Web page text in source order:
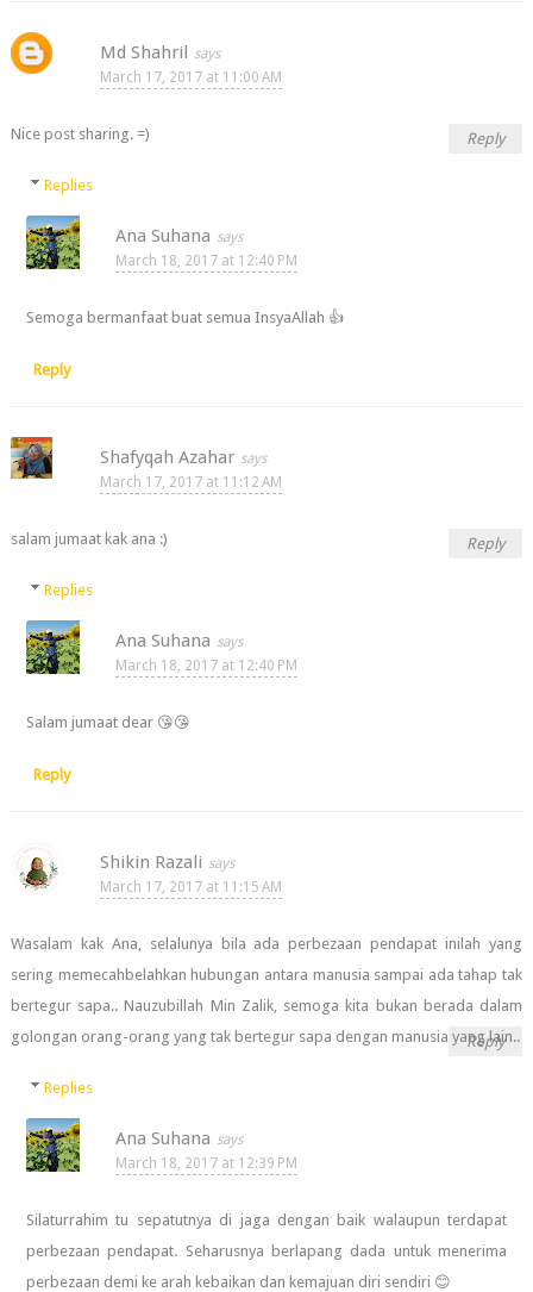
Md Shahril
March 17, 2017 at 11:00 AM
Nice post sharing. =) Reply
Replies
Ana Suhana
March 18, 2017 at 12:40 PM
Semoga bermanfaat buat semua InsyaAllah 👍
Reply
Shafyqah Azahar
March 17, 2017 at 11:12 AM
salam jumaat kak ana :) Reply
Replies
Ana Suhana
March 18, 2017 at 12:40 PM
Salam jumaat dear 😘😘
Reply
Shikin Razali
March 17, 2017 at 11:15 AM
Wasalam kak Ana, selalunya bila ada perbezaan pendapat inilah yang
sering memecahbelahkan hubungan antara manusia sampai ada tahap tak
bertegur sapa.. Nauzubillah Min Zalik, semoga kita bukan berada dalam
golongan orang-orang yang tak bertegur sapa dengan manusia yang lain..
Reply
Replies
Ana Suhana
March 18, 2017 at 12:39 PM
Silaturrahim tu sepatutnya di jaga dengan baik walaupun terdapat
perbezaan pendapat. Seharusnya berlapang dada untuk menerima
perbezaan demi ke arah kebaikan dan kemajuan diri sendiri 😊